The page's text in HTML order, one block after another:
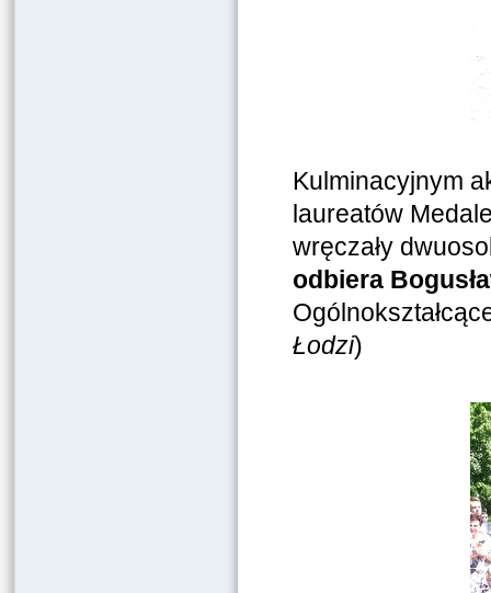
Kulminacyjnym
laureatów
wręczały
odbiera
Łodzi)